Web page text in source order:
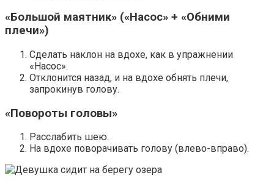
«Большой маятник» («Насос» + «Обними
плечи»)
Сделать наклон на вдохе, как в упражнении
«Насос».
Отклонится назад, и на вдохе обнять плечи,
запрокинув голову.
«Повороты головы»
Расслабить шею.
На вдохе поворачивать голову (влево-вправо).